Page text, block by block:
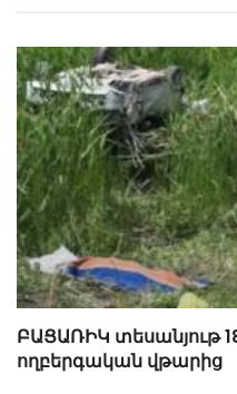
ԲԱՑԱՌԻԿ տեսանյութ
ողբերգական վթարից